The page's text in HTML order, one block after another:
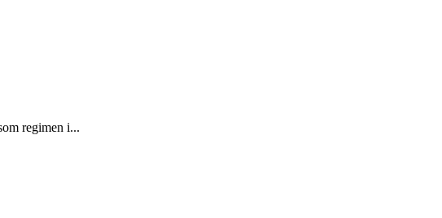
regimen i...